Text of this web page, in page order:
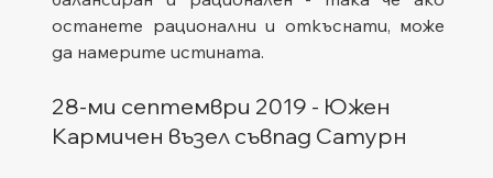
останете рационални и откъснати, може
да намерите истината.
28-ми септември 2019 - Южен
Кармичен възел съвпад Сатурн